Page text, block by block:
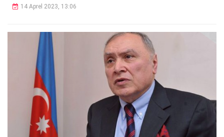
14 Aprel 2023, 13:06